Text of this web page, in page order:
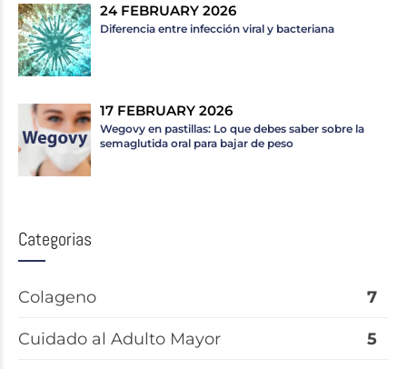
24 FEBRUARY 2026
Diferencia entre infección viral y bacteriana
17 FEBRUARY 2026
Wegovy en pastillas: Lo que debes saber sobre la
semaglutida oral para bajar de peso
Categorias
Colageno 7
Cuidado al Adulto Mayor 5